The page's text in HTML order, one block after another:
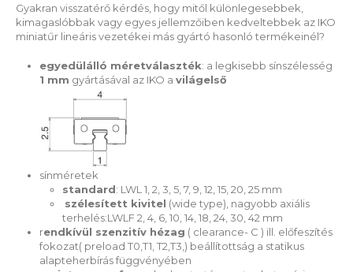
Gyakran visszatérő kérdés, hogy mitől különlegesebbek,
kimagaslóbbak vagy egyes jellemzőiben kedveltebbek az IKO
miniatűr lineáris vezetékei más gyártó hasonló termékeinél?
egyedülálló méretválaszték: a legkisebb sínszélesség
1 mm gyártásával az IKO a világelső
sínméretek
standard: LWL 1, 2, 3, 5, 7, 9, 12, 15, 20, 25 mm
szélesített kivitel (wide type), nagyobb axiális
terhelés:LWLF 2, 4, 6, 10, 14, 18, 24, 30, 42 mm
rendkívül szenzitív hézag ( clearance- C ) ill. előfeszítés
fokozat( preload T0,T1, T2,T3,) beállítottság a statikus
alapteherbírás függvényében